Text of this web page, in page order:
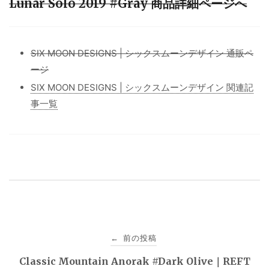
Lunar Solo 2019 #Gray 商品詳細ページへ
SIX MOON DESIGNS | シックスムーンデザイン 通販ペ
ージ
SIX MOON DESIGNS | シックスムーンデザイン 関連記
事一覧
稿
← 前の投稿
Classic Mountain Anorak #Dark Olive｜REFT